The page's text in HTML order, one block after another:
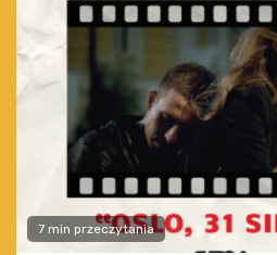
7 min przeczytania